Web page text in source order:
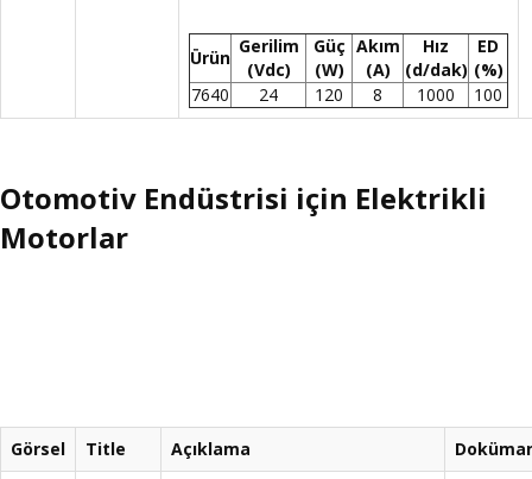
Ürün
Gerilim
(Vdc)
Güç
(W)
Akım
(A)
Hız
(d/dak)
ED
(%)
7640
24 120 8 1000 100
Otomotiv Endüstrisi için Elektrikli
Motorlar
Görsel Title Açıklama